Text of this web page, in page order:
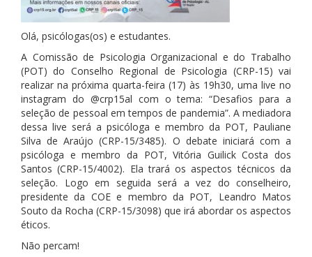
Olá, psicólogas(os) e estudantes.
A Comissão de Psicologia Organizacional e do Trabalho
(POT) do Conselho Regional de Psicologia (CRP-15) vai
realizar na próxima quarta-feira (17) às 19h30, uma live no
instagram do @crp15al com o tema: “Desafios para a
seleção de pessoal em tempos de pandemia”. A mediadora
dessa live será a psicóloga e membro da POT, Pauliane
Silva de Araújo (CRP-15/3485). O debate iniciará com a
psicóloga e membro da POT, Vitória Guilick Costa dos
Santos (CRP-15/4002). Ela trará os aspectos técnicos da
seleção. Logo em seguida será a vez do conselheiro,
presidente da COE e membro da POT, Leandro Matos
Souto da Rocha (CRP-15/3098) que irá abordar os aspectos
éticos.
Não percam!